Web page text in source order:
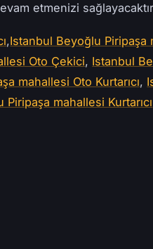
etmenizi
,Istanbul Beyoğlu Piripaşa
Oto Çekici, Istanbul
mahallesi Oto Kurtarıcı,
mahallesi Kurtarıcı